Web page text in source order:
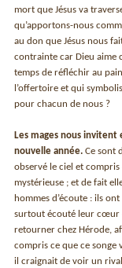
mort que Jésus va
qu’apportons-nous
au don que Jésus nous
contrainte car Dieu aime
temps de réfléchir au
l’offertoire et qui
pour chacun de nous ?
Les mages nous
nouvelle année. Ce sont
observé le ciel et compris
mystérieuse ; et de fait
hommes d’écoute : ils
surtout écouté leur cœur
retourner chez Hérode,
compris ce que ce songe
il craignait de voir un